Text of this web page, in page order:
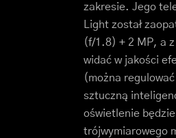
zakresie. Jego
Light został
(f/1.8) + 2 MP, a
widać w jakości
(można
sztuczną
oświetlenie
trójwymiarowego